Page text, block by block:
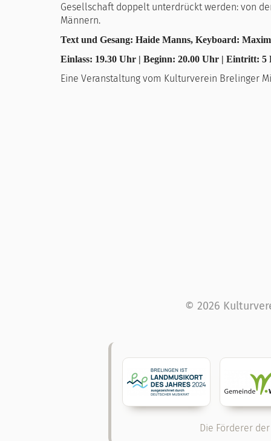
Gesellschaft doppelt unterdrückt werden: von
Männern.
Text und Gesang: Haide Manns, Keyboard:
Einlass: 19.30 Uhr | Beginn: 20.00 Uhr | Eintritt: 5
Eine Veranstaltung vom Kulturverein Brelinger
© 2026
Die Förderer